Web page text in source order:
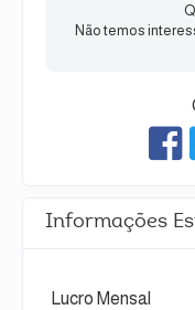
Não temos
Informações
Lucro Mensal